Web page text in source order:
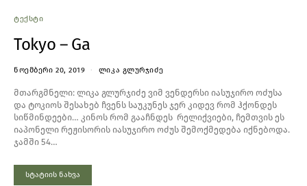
ᲢᲔᲥᲡᲢᲘ
Tokyo – Ga
ᲜᲝᲔᲛᲑᲔᲠᲘ 20, 2019 ᲚᲘᲙᲐ ᲒᲚᲣᲠᲯᲘᲫᲔ
მთარგმნელი: ლიკა გლურჯიძე ვიმ ვენდერსი იასუჯირო ოძუსა
და ტოკიოს შესახებ ჩვენს საუკუნეს ჯერ კიდევ რომ ჰქონდეს
სიწმინდეები… კინოს რომ გააჩნდეს რელიქვიები, ჩემთვის ეს
იაპონელი რეჟისორის იასუჯირო ოძუს შემოქმედება იქნებოდა.
ჯამში 54…
სტატიის ნახვა